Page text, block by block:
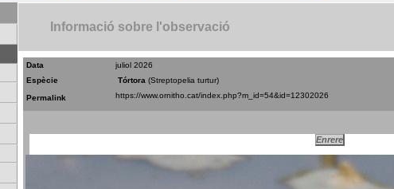
Informació sobre l'observació
Data
juliol 2026
Espècie
Tórtora (Streptopelia turtur)
Permalink